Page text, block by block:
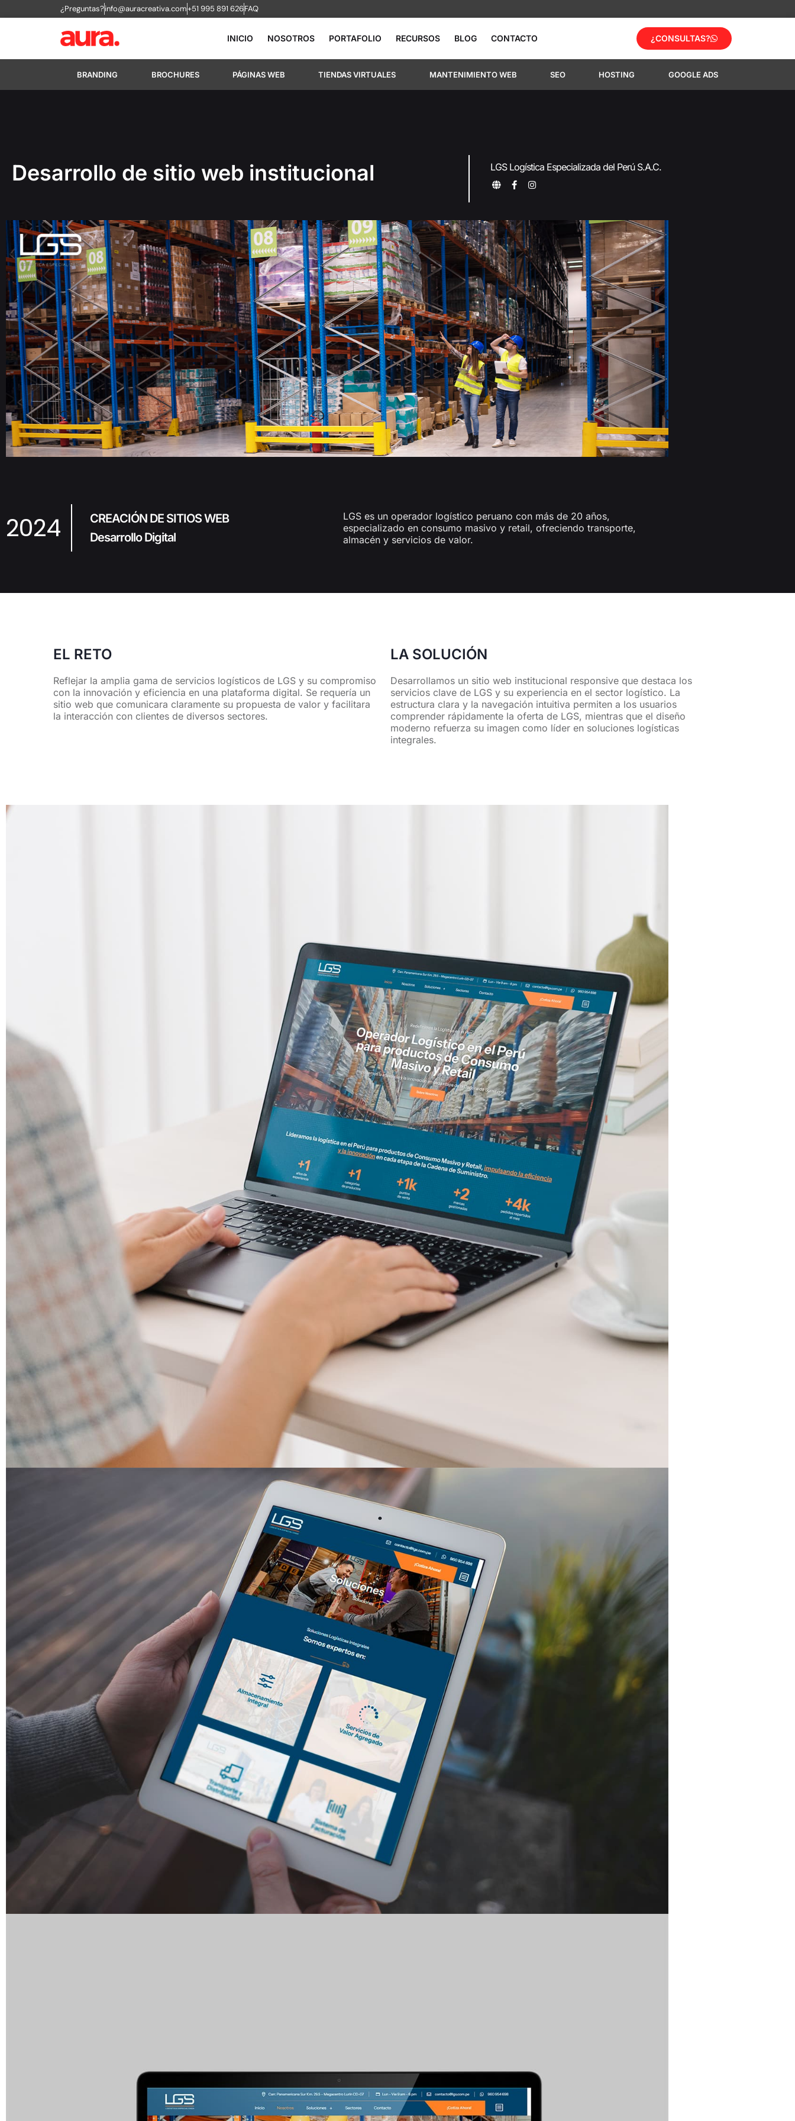
¿Preguntas?info@auracreativa.com+51 995 891 626FAQ
INICIO NOSOTROS PORTAFOLIO RECURSOS BLOG CONTACTO ¿CONSULTAS?
BRANDING BROCHURES PÁGINAS WEB TIENDAS VIRTUALES MANTENIMIENTO WEB SEO HOSTING GOOGLE ADS
Desarrollo de sitio web institucional LGS Logística Especializada del Perú S.A.C.
2024
CREACIÓN DE SITIOS WEB
Desarrollo Digital
LGS es un operador logístico peruano con más de 20 años,
especializado en consumo masivo y retail, ofreciendo transporte,
almacén y servicios de valor.
EL RETO
Reflejar la amplia gama de servicios logísticos de LGS y su compromiso
con la innovación y eficiencia en una plataforma digital. Se requería un
sitio web que comunicara claramente su propuesta de valor y facilitara
la interacción con clientes de diversos sectores.
LA SOLUCIÓN
Desarrollamos un sitio web institucional responsive que destaca los
servicios clave de LGS y su experiencia en el sector logístico. La
estructura clara y la navegación intuitiva permiten a los usuarios
comprender rápidamente la oferta de LGS, mientras que el diseño
moderno refuerza su imagen como líder en soluciones logísticas
integrales.